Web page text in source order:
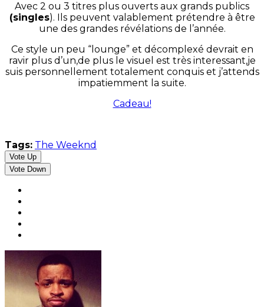
Avec 2 ou 3 titres plus ouverts aux grands publics
(singles). Ils peuvent valablement prétendre à être
une des grandes révélations de l’année.
Ce style un peu “lounge” et décomplexé devrait en
ravir plus d’un,de plus le visuel est très interessant,je
suis personnellement totalement conquis et j’attends
impatiemment la suite.
Cadeau!
Tags: The Weeknd
Vote Up
Vote Down